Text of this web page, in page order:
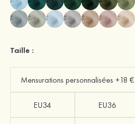
Taille :
Mensurations personnalisées +18 €
EU34 EU36